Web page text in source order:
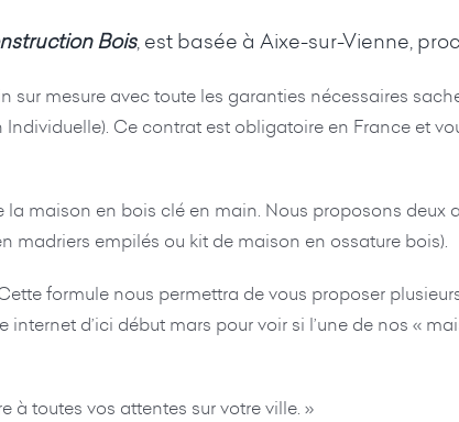
Bois, est basée à Aixe-sur-Vienne,
mesure avec toute les garanties nécessaires
Ce contrat est obligatoire en France et
maison en bois clé en main. Nous proposons deux
madriers empilés ou kit de maison en ossature bois).
formule nous permettra de vous proposer
d’ici début mars pour voir si l’une de nos «
toutes vos attentes sur votre ville. »